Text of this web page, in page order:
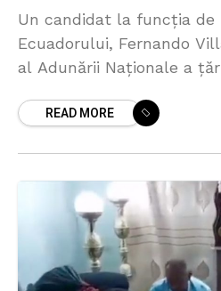
Un candidat la funcția de
Ecuadorului, Fernando
al Adunării Naționale a
organizat miercuri seară la
READ MORE